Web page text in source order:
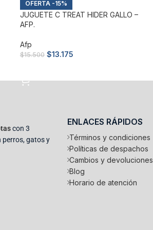
-15%
JUGUETE C TREAT HIDER GALLO –
AFP.
Afp
$15.500 $13.175
con 3
perros, gatos y
ENLACES RÁPIDOS
Términos y condiciones
Políticas de despachos
Cambios y devoluciones
Blog
Horario de atención